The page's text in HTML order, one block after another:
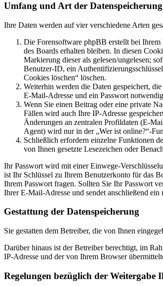
Umfang und Art der Datenspeicherung
Ihre Daten werden auf vier verschiedene Arten
Die Forensoftware phpBB erstellt bei Ihrem
des Boards erhalten bleiben. In diesen
Markierung dieser als gelesen/ungelesen;
Benutzer-ID, ein
Cookies löschen“ löschen.
Weiterhin werden die Daten gespeichert,
E-Mail-Adresse und ein Passwort
Wenn Sie einen Beitrag oder eine private
Fällen wird auch Ihre IP-Adresse
Änderungen an zentralen Profildaten (E-
Agent) wird nur in der „Wer ist online?“-
Schließlich erfordern einzelne Funktionen
von Ihnen gesetzte Lesezeichen oder
Ihr Passwort wird mit einer Einwege-
ist Ihr Schlüssel zu Ihrem Benutzerkonto für das
Ihrem Passwort fragen. Sollten Sie Ihr Passwort
Ihrer E-Mail-Adresse und sendet anschließend ein
Gestattung der Datenspeicherung
Sie gestatten dem Betreiber, die von Ihnen
Darüber hinaus ist der Betreiber berechtigt, im
IP-Adresse und der von Ihrem Browser
Regelungen bezüglich der Weitergabe